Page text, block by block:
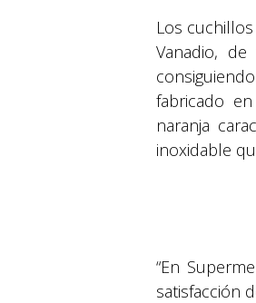
Los
Vanadio,
fabricado
naranja
inoxidable
“En
satisfacción